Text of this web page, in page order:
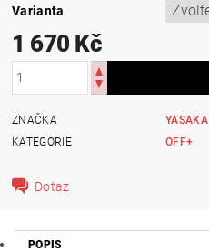
Varianta
1 670 Kč
ZNAČKA
YASAKA
KATEGORIE
OFF+
Dotaz
POPIS